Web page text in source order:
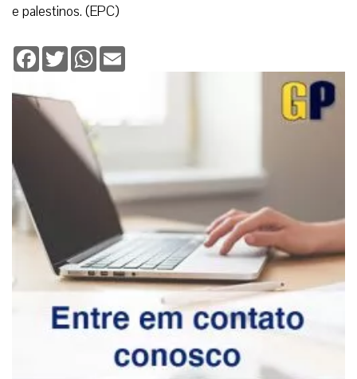
e palestinos. (EPC)
Facebook
TwitterWhatsApp